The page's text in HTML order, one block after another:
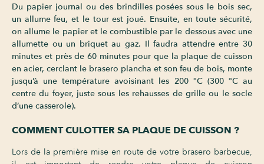
Du papier journal ou des brindilles posées sous le bois sec,
un allume feu, et le tour est joué. Ensuite, en toute sécurité,
on allume le papier et le combustible par le dessous avec une
allumette ou un briquet au gaz. Il faudra attendre entre 30
minutes et près de 60 minutes pour que la plaque de cuisson
en acier, cerclant le brasero plancha et son feu de bois, monte
jusqu’à une température avoisinant les 200 °C (300 °C au
centre du foyer, juste sous les rehausses de grille ou le socle
d’une casserole).
COMMENT CULOTTER SA PLAQUE DE CUISSON ?
Lors de la première mise en route de votre brasero barbecue,